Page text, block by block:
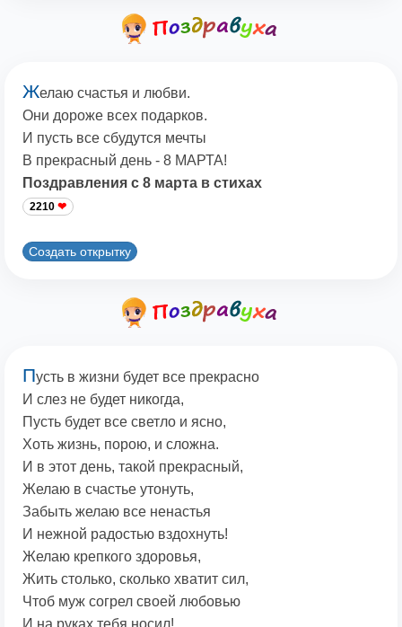
Желаю счастья и любви.
Они дороже всех подарков.
И пусть все сбудутся мечты
В прекрасный день - 8 МАРТА!
Поздравления с 8 марта в стихах
2210
Создать открытку
Пусть в жизни будет все прекрасно
И слез не будет никогда,
Пусть будет все светло и ясно,
Хоть жизнь, порою, и сложна.
И в этот день, такой прекрасный,
Желаю в счастье утонуть,
Забыть желаю все ненастья
И нежной радостью вздохнуть!
Желаю крепкого здоровья,
Жить столько, сколько хватит сил,
Чтоб муж согрел своей любовью
И на руках тебя носил!